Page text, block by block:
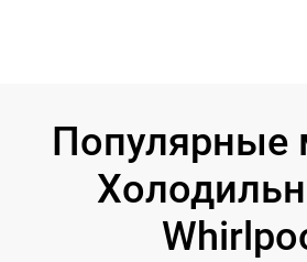
Популярные